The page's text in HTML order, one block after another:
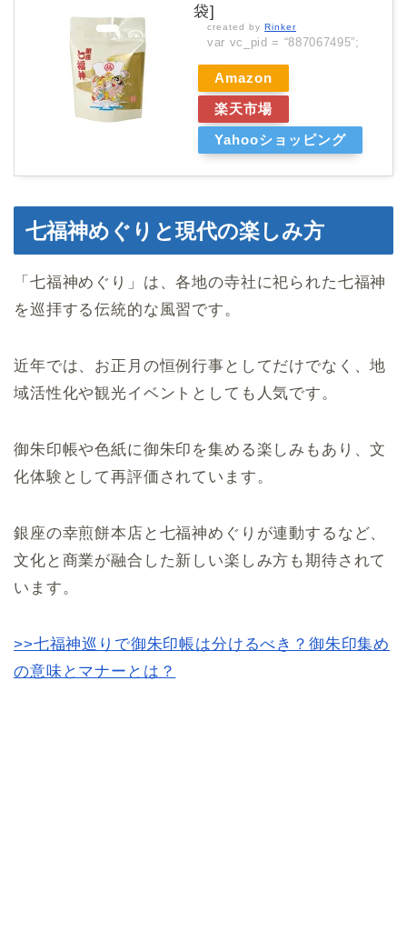
袋]
created by Rinker
var vc_pid = “887067495”;
Amazon
楽天市場
Yahooショッピング
七福神めぐりと現代の楽しみ方
「七福神めぐり」は、各地の寺社に祀られた七福神
を巡拝する伝統的な風習です。
近年では、お正月の恒例行事としてだけでなく、地
域活性化や観光イベントとしても人気です。
御朱印帳や色紙に御朱印を集める楽しみもあり、文
化体験として再評価されています。
銀座の幸煎餅本店と七福神めぐりが連動するなど、
文化と商業が融合した新しい楽しみ方も期待されて
います。
>>七福神巡りで御朱印帳は分けるべき？御朱印集め
の意味とマナーとは？